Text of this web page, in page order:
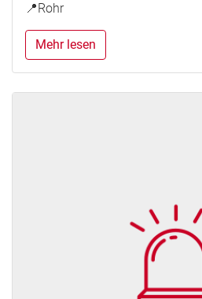
📍Rohr
Mehr lesen